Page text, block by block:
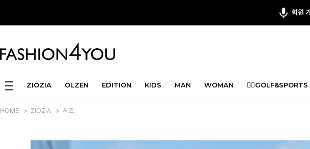
ZIOZIA OLZEN EDITION KIDS MAN WOMAN 🏌️‍♂️GOLF&SPORTS
HOME > ZIOZIA > 셔츠